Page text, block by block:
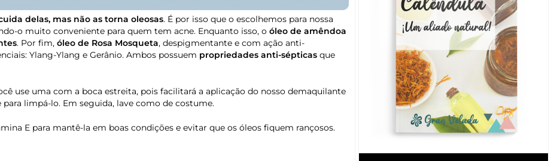
delas, mas não as torna oleosas. É por isso que o escolhemos para nossa
o muito conveniente para quem tem acne. Enquanto isso, o óleo de amêndoa
. Por fim, óleo de Rosa Mosqueta, despigmentante e com ação anti-
Ylang-Ylang e Gerânio. Ambos possuem propriedades anti-sépticas que
use uma com a boca estreita, pois facilitará a aplicação do nosso demaquilante
limpá-lo. Em seguida, lave como de costume.
E para mantê-la em boas condições e evitar que os óleos fiquem rançosos.